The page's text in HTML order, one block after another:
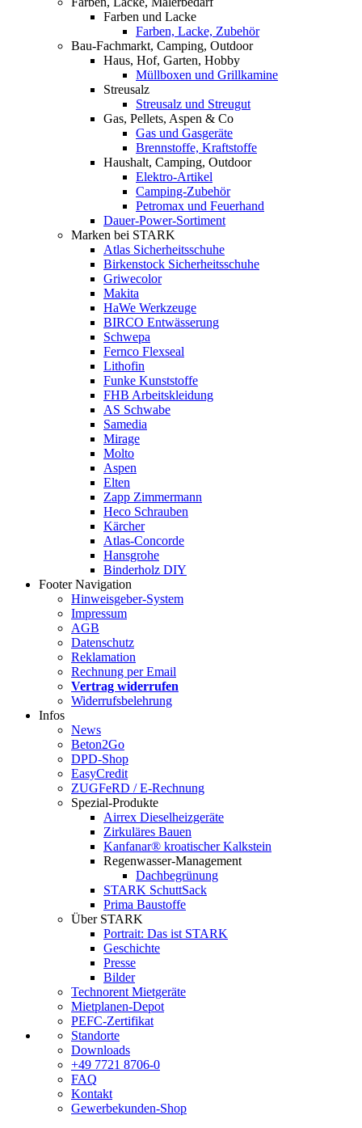
Farben und Lacke
Farben, Lacke, Zubehör
Bau-Fachmarkt, Camping, Outdoor
Haus, Hof, Garten, Hobby
Müllboxen und Grillkamine
Streusalz
Streusalz und Streugut
Gas, Pellets, Aspen & Co
Gas und Gasgeräte
Brennstoffe, Kraftstoffe
Haushalt, Camping, Outdoor
Elektro-Artikel
Camping-Zubehör
Petromax und Feuerhand
Dauer-Power-Sortiment
Marken bei STARK
Atlas Sicherheitsschuhe
Birkenstock Sicherheitsschuhe
Griwecolor
Makita
HaWe Werkzeuge
BIRCO Entwässerung
Schwepa
Fernco Flexseal
Lithofin
Funke Kunststoffe
FHB Arbeitskleidung
AS Schwabe
Samedia
Mirage
Molto
Aspen
Elten
Zapp Zimmermann
Heco Schrauben
Kärcher
Atlas-Concorde
Hansgrohe
Binderholz DIY
Footer Navigation
Hinweisgeber-System
Impressum
AGB
Datenschutz
Reklamation
Rechnung per Email
Vertrag widerrufen
Widerrufsbelehrung
Infos
News
Beton2Go
DPD-Shop
EasyCredit
ZUGFeRD / E-Rechnung
Spezial-Produkte
Airrex Dieselheizgeräte
Zirkuläres Bauen
Kanfanar® kroatischer Kalkstein
Regenwasser-Management
Dachbegrünung
STARK SchuttSack
Prima Baustoffe
Über STARK
Portrait: Das ist STARK
Geschichte
Presse
Bilder
Technorent Mietgeräte
Mietplanen-Depot
PEFC-Zertifikat
Standorte
Downloads
+49 7721 8706-0
FAQ
Kontakt
Gewerbekunden-Shop